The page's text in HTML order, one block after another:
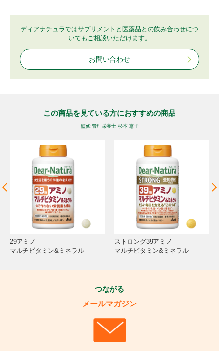
ディアナチュラではサプリメントと医薬品との飲み合わせにつ
いてもご相談いただけます。
お問い合わせ
この商品を⾒ている⽅におすすめの商品
監修:管理栄養⼠ 杉本 恵⼦
29アミノ
マルチビタミン&ミネラル
ストロング39アミノ
マルチビタミン&ミネラル
つながる
メールマガジン